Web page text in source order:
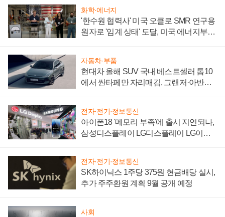
화학·에너지
'한수원 협력사' 미국 오클로 SMR 연구용
원자로 '임계 상태' 도달, 미국 에너지부
자동차·부품
현대차 올해 SUV 국내 베스트셀러 톱10
에서 싼타페만 자리매김, 그랜저·아반떼
전자·전기·정보통신
아이폰18 '메모리 부족'에 출시 지연되나,
삼성디스플레이 LG디스플레이 LG이노
전자·전기·정보통신
SK하이닉스 1주당 375원 현금배당 실시,
추가 주주환원 계획 9월 공개 예정
사회